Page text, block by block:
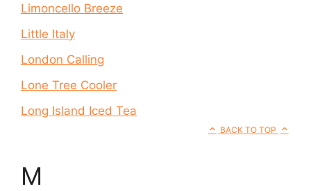
Limoncello Breeze
Little Italy
London Calling
Lone Tree Cooler
Long Island Iced Tea
BACK TO TOP
M